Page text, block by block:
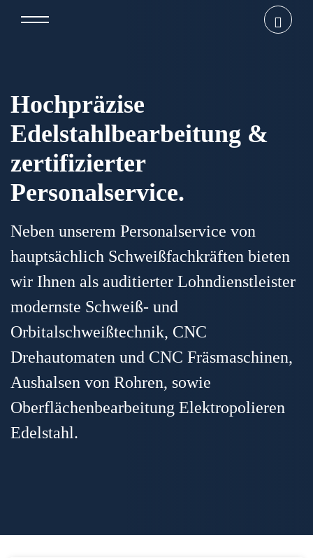
Hochpräzise
Edelstahlbearbeitung &
zertifizierter
Personalservice.
Neben unserem Personalservice von
hauptsächlich Schweißfachkräften bieten
wir Ihnen als auditierter Lohndienstleister
modernste Schweiß- und
Orbitalschweißtechnik, CNC
Drehautomaten und CNC Fräsmaschinen,
Aushalsen von Rohren, sowie
Oberflächenbearbeitung Elektropolieren
Edelstahl.